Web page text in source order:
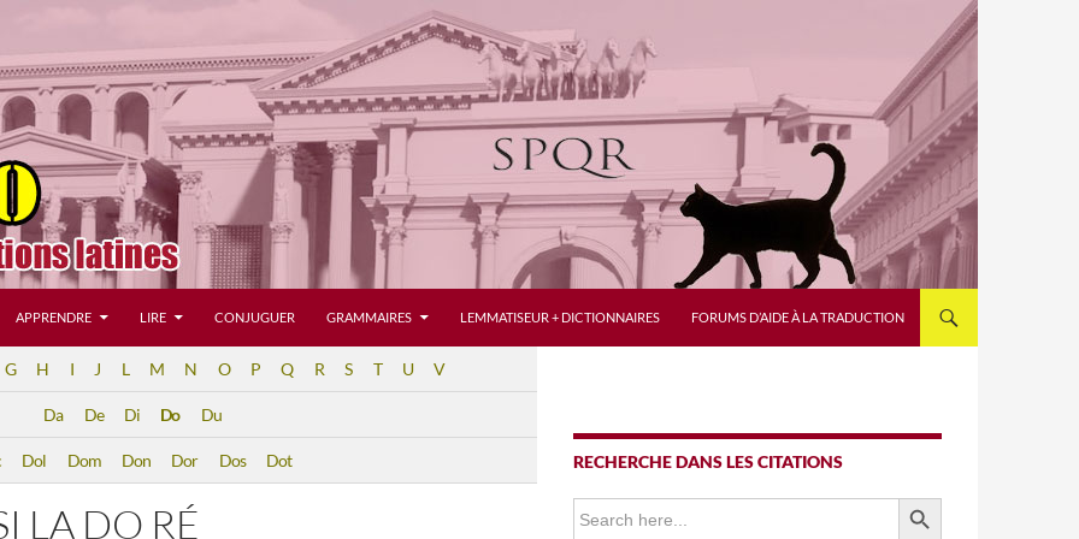
APPRENDRE LIRE CONJUGUER GRAMMAIRES LEMMATISEUR + DICTIONNAIRES FORUMS D’AIDE À LA TRADUCTION
G H I J L M N O P Q R S T U V
Da De Di Do Du
Dol Dom Don Dor Dos Dot
LA DO RÉ
RECHERCHE DANS LES CITATIONS
Search
for:
SEARCH BUTTON